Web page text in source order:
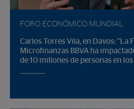
FORO ECONÓMICO MUNDIAL
Carlos Torres Vila, en Davos: ”La
Microfinanzas BBVA ha
de 10 millones de personas en